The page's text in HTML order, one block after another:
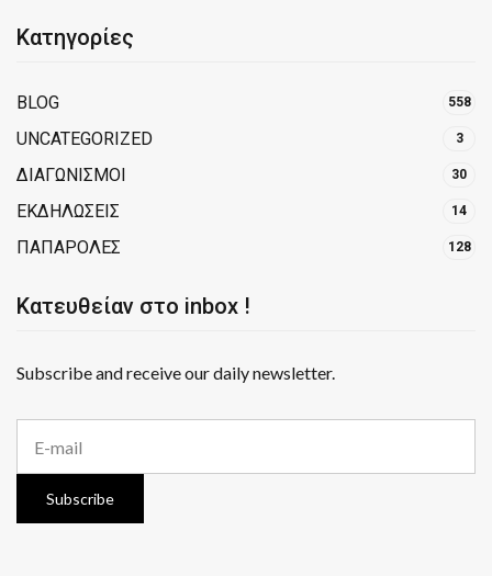
Κατηγορίες
BLOG 558
UNCATEGORIZED 3
ΔΙΑΓΩΝΙΣΜΟΙ 30
ΕΚΔΗΛΩΣΕΙΣ 14
ΠΑΠΑΡΟΛΕΣ 128
Κατευθείαν στο inbox !
Subscribe and receive our daily newsletter.
a
Subscribe